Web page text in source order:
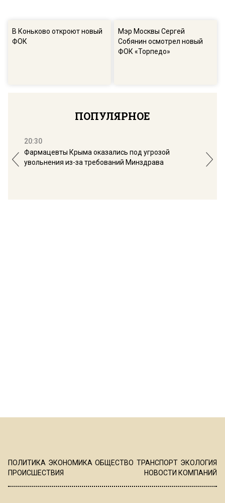
В Коньково откроют новый
ФОК
Мэр Москвы Сергей
Собянин осмотрел новый
ФОК «Торпедо»
ПОПУЛЯРНОЕ
20:30
Фармацевты Крыма оказались под угрозой
увольнения из-за требований Минздрава
ПОЛИТИКА ЭКОНОМИКА ОБЩЕСТВО ТРАНСПОРТ ЭКОЛОГИЯ
ПРОИСШЕСТВИЯ
НОВОСТИ КОМПАНИЙ